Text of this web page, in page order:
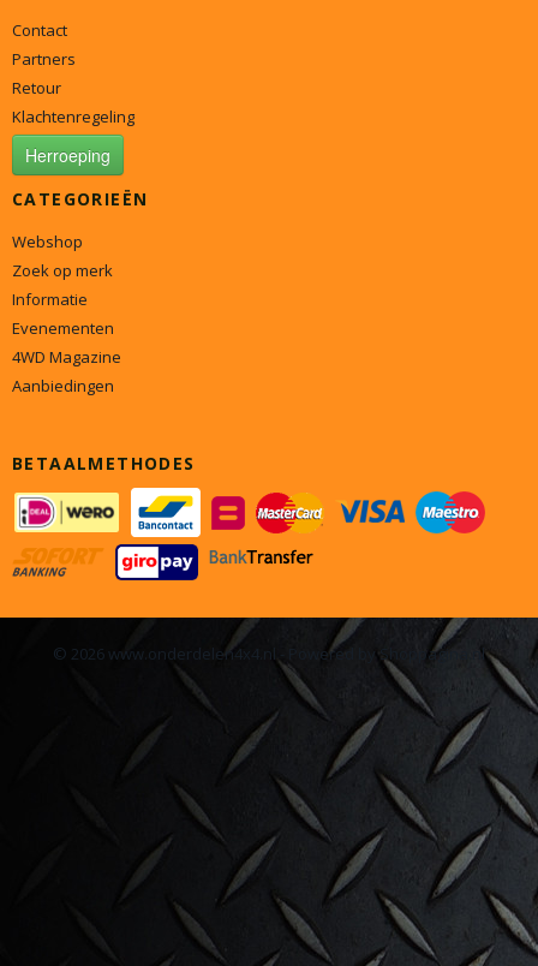
Contact
Partners
Retour
Klachtenregeling
Herroeping
CATEGORIEËN
Webshop
Zoek op merk
Informatie
Evenementen
4WD Magazine
Aanbiedingen
BETAALMETHODES
© 2026 www.onderdelen4x4.nl - Powered by Shoppagina.nl